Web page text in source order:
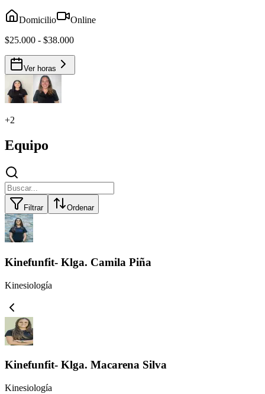
Domicilio
Online
$25.000 - $38.000
Ver horas
+2
Equipo
Filtrar Ordenar
Kinefunfit- Klga. Camila Piña
Kinesiología
Kinefunfit- Klga. Macarena Silva
Kinesiología